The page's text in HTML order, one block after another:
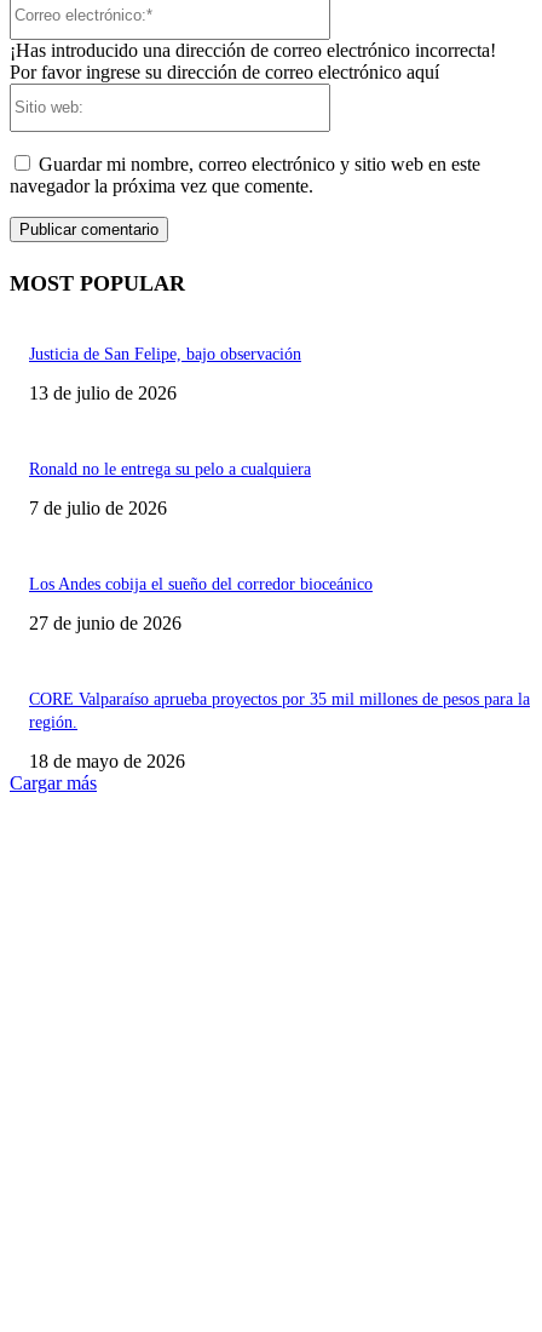
¡Has introducido una dirección de correo electrónico incorrecta!
Por favor ingrese su dirección de correo electrónico aquí
Guardar mi nombre, correo electrónico y sitio web en este
navegador la próxima vez que comente.
MOST POPULAR
Justicia de San Felipe, bajo observación
13 de julio de 2026
Ronald no le entrega su pelo a cualquiera
7 de julio de 2026
Los Andes cobija el sueño del corredor bioceánico
27 de junio de 2026
CORE Valparaíso aprueba proyectos por 35 mil millones de pesos para la
región.
18 de mayo de 2026
Cargar más